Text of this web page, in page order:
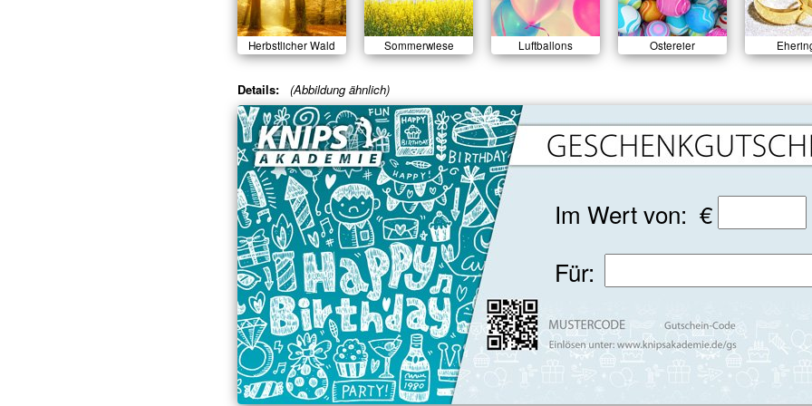
Herbstlicher Wald Sommerwiese Luftballons Ostereier
Details: (Abbildung ähnlich)
Im Wert von: €
Für: